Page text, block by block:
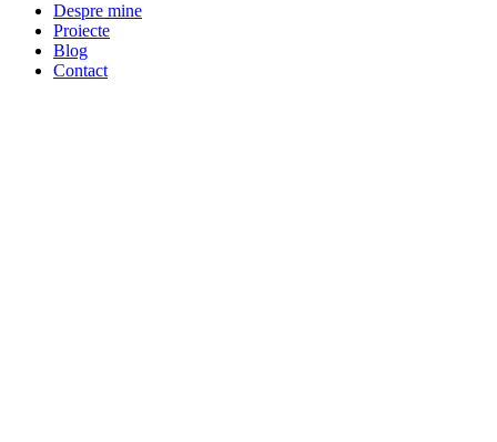
Despre mine
Proiecte
Blog
Contact